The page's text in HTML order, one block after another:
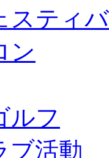
スティ
ン
ルフ
ブ活動